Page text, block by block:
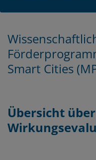
Smart Cities
Übersicht